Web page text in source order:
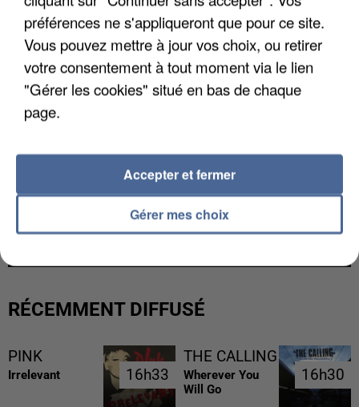
UNE TOURISTE DE L’OISE EMPORTÉE PAR UNE
COULÉE DE BOUE EN HAUTE-SAVOIE
RÉCEMMENT DIFFUSÉ
PINK
Irrelevant 16h33
16h33
THE CALLING
Wherever You
Will Go
16h30
16h30
préférences ne s'appliqueront que pour ce site.
Vous pouvez mettre à jour vos choix, ou retirer
votre consentement à tout moment via le lien
"Gérer les cookies" situé en bas de chaque
page.
Gérer mes choix
Accepter et fermer